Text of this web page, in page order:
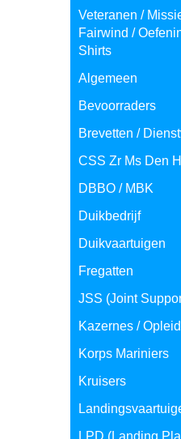
Veteranen /
Fairwind /
Shirts
Algemeen
Bevoorraders
Brevetten /
CSS Zr Ms Den
DBBO / MBK
Duikbedrijf
Duikvaartuigen
Fregatten
JSS (Joint
Kazernes /
Korps Mariniers
Kruisers
LPD (Landing